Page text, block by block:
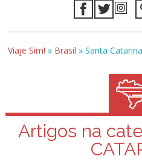
Viaje Sim! » Brasil »Santa Catarina
Artigos na